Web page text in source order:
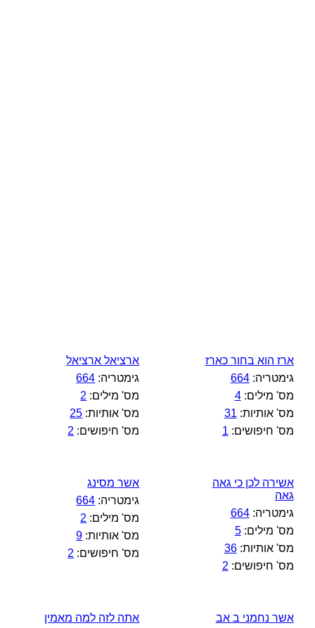
ארז הוא בחור כארז
גימטריה:664
מס' מילים:4
מס' אותיות: 31
מס' חיפושים: 1
ארציאל ארציאל
גימטריה: 664
מס' מילים: 2
מס' אותיות: 25
מס' חיפושים: 2
אשירה לכן כי גאה
גאה
גימטריה:664
מס' מילים:5
מס' אותיות:36
מס' חיפושים: 2
אשר מסינג
גימטריה: 664
מס' מילים: 2
מס' אותיות: 9
מס' חיפושים: 2
אשר נחמני ב אב
אתה לזה למה מאמין